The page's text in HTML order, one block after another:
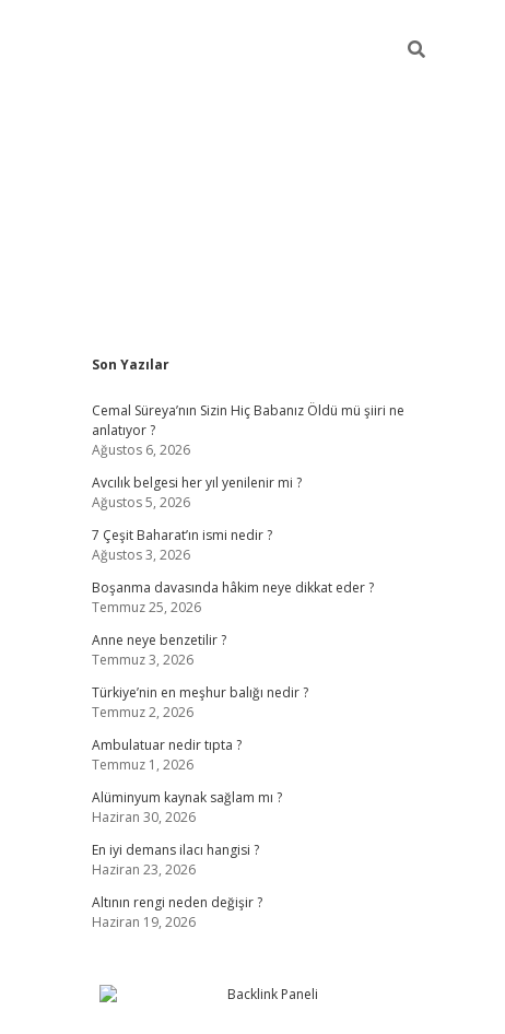
Sidebar
Son Yazılar
Cemal Süreya’nın Sizin Hiç Babanız Öldü mü şiiri ne
anlatıyor ?
Ağustos 6, 2026
Avcılık belgesi her yıl yenilenir mi ?
Ağustos 5, 2026
7 Çeşit Baharat’ın ismi nedir ?
Ağustos 3, 2026
Boşanma davasında hâkim neye dikkat eder ?
Temmuz 25, 2026
Anne neye benzetilir ?
Temmuz 3, 2026
Türkiye’nin en meşhur balığı nedir ?
Temmuz 2, 2026
Ambulatuar nedir tıpta ?
Temmuz 1, 2026
Alüminyum kaynak sağlam mı ?
Haziran 30, 2026
En iyi demans ilacı hangisi ?
Haziran 23, 2026
Altının rengi neden değişir ?
Haziran 19, 2026